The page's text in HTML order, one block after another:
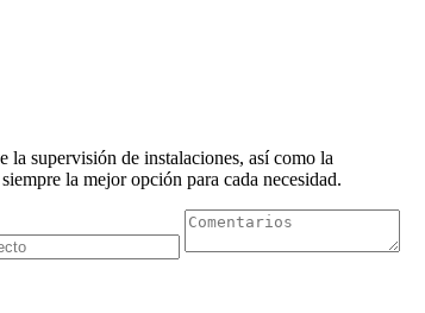
supervisión de instalaciones, así como la
la mejor opción para cada necesidad.